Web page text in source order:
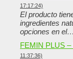
17:17:24)
El producto
ingredientes
opciones en el…
FEMIN PLUS
11:37:36)